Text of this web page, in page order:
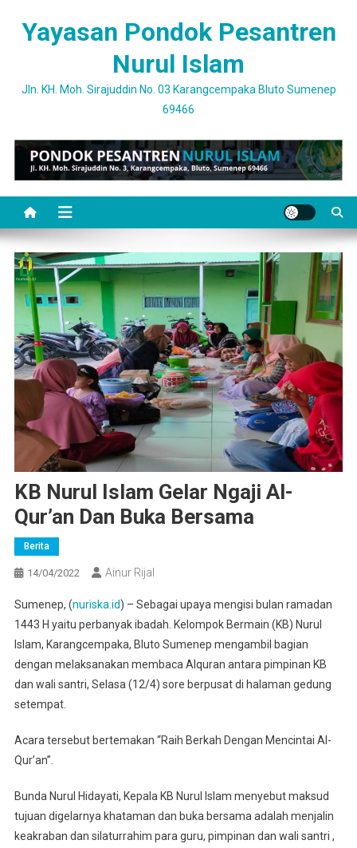
Yayasan Pondok Pesantren
Nurul Islam
Jln. KH. Moh. Sirajuddin No. 03 Karangcempaka Bluto Sumenep
69466
KB Nurul Islam Gelar Ngaji Al-
Qur’an Dan Buka Bersama
Berita
14/04/2022 Ainur Rijal
Sumenep, (nuriska.id) – Sebagai upaya mengisi bulan ramadan
1443 H yaitu perbanyak ibadah. Kelompok Bermain (KB) Nurul
Islam, Karangcempaka, Bluto Sumenep mengambil bagian
dengan melaksanakan membaca Alquran antara pimpinan KB
dan wali santri, Selasa (12/4) sore berpusat di halaman gedung
setempat.
Acara tersebut bertemakan “Raih Berkah Dengan Mencintai Al-
Qur’an”.
Bunda Nurul Hidayati, Kepala KB Nurul Islam menyebut maksud
tujuan digelarnya khataman dan buka bersama adalah menjalin
keakraban dan silaturrahim para guru, pimpinan dan wali santri ,